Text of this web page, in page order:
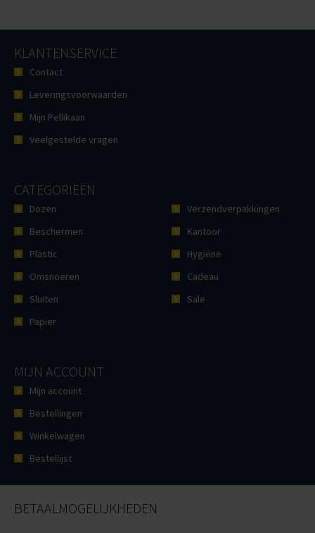
KLANTENSERVICE
Contact
Leveringsvoorwaarden
Mijn Pellikaan
Veelgestelde vragen
CATEGORIEËN
Dozen
Beschermen
Plastic
Omsnoeren
Sluiten
Papier
Verzendverpakkingen
Kantoor
Hygiëne
Cadeau
Sale
MIJN ACCOUNT
Mijn account
Bestellingen
Winkelwagen
Bestellijst
BETAALMOGELIJKHEDEN